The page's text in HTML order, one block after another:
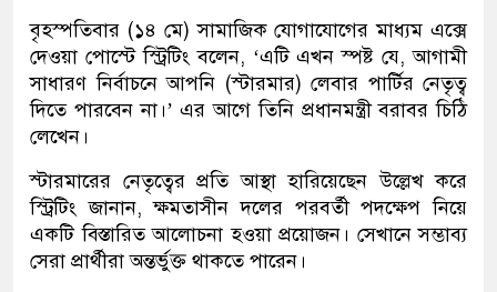
বৃহস্পতিবার (১৪ মে) সামাজিক যোগাযোগের মাধ্যম এক্সে
দেওয়া পোস্টে স্ট্রিটিং বলেন, ‘এটি এখন স্পষ্ট যে, আগামী
সাধারণ নির্বাচনে আপনি (স্টারমার) লেবার পার্টির নেতৃত্ব
দিতে পারবেন না।’ এর আগে তিনি প্রধানমন্ত্রী বরাবর চিঠি
লেখেন।
স্টারমারের নেতৃত্বের প্রতি আস্থা হারিয়েছেন উল্লেখ করে
স্ট্রিটিং জানান, ক্ষমতাসীন দলের পরবর্তী পদক্ষেপ নিয়ে
একটি বিস্তারিত আলোচনা হওয়া প্রয়োজন। সেখানে সম্ভাব্য
সেরা প্রার্থীরা অন্তর্ভুক্ত থাকতে পারেন।